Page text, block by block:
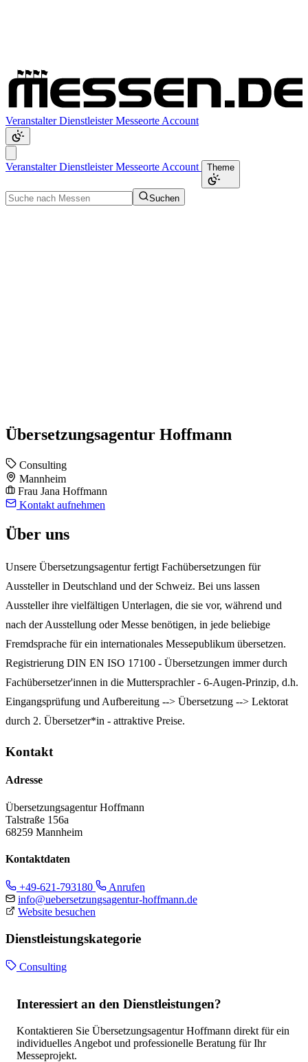
VeranstalterDienstleisterMesseorte Account
VeranstalterDienstleisterMesseorte Account Theme
Suchen
Übersetzungsagentur Hoffmann
Consulting
Mannheim
Frau Jana Hoffmann
Kontakt aufnehmen
Über uns
Unsere Übersetzungsagentur fertigt Fachübersetzungen für
Aussteller in Deutschland und der Schweiz. Bei uns lassen
Aussteller ihre vielfältigen Unterlagen, die sie vor, während und
nach der Ausstellung oder Messe benötigen, in jede beliebige
Fremdsprache für ein internationales Messepublikum übersetzen.
Registrierung DIN EN ISO 17100 - Übersetzungen immer durch
Fachübersetzer'innen in die Muttersprachler - 6-Augen-Prinzip, d.h.
Eingangsprüfung und Aufbereitung --> Übersetzung --> Lektorat
durch 2. Übersetzer*in - attraktive Preise.
Kontakt
Adresse
Übersetzungsagentur Hoffmann
Talstraße 156a
68259 Mannheim
Kontaktdaten
+49-621-793180
Anrufen
info@uebersetzungsagentur-hoffmann.de
Website besuchen
Dienstleistungskategorie
Consulting
Interessiert an den Dienstleistungen?
Kontaktieren Sie Übersetzungsagentur Hoffmann direkt für ein
individuelles Angebot und professionelle Beratung für Ihr
Messeprojekt.